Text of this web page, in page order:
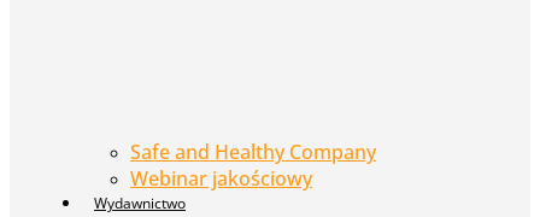
Safe and Healthy Company
Webinar jakościowy
Wydawnictwo